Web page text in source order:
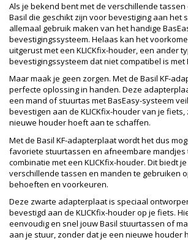
Als je bekend bent met de verschillende
Basil die geschikt zijn voor bevestiging aan het
allemaal gebruik maken van het handige
bevestigingssysteem. Helaas kan het
uitgerust met een KLICKfix-houder, een ander
bevestigingssysteem dat niet compatibel is met
Maar maak je geen zorgen. Met de Basil KF-
perfecte oplossing in handen. Deze
een mand of stuurtas met BasEasy-systeem
bevestigen aan de KLICKfix-houder van je
nieuwe houder hoeft aan te schaffen.
Met de Basil KF-adapterplaat wordt het dus
favoriete stuurtassen en afneembare mandjes
combinatie met een KLICKfix-houder. Dit biedt
verschillende tassen en manden te gebruiken
behoeften en voorkeuren.
Deze zwarte adapterplaat is speciaal
bevestigd aan de KLICKfix-houder op je fiets.
eenvoudig en snel jouw Basil stuurtassen of
aan je stuur, zonder dat je een nieuwe houder